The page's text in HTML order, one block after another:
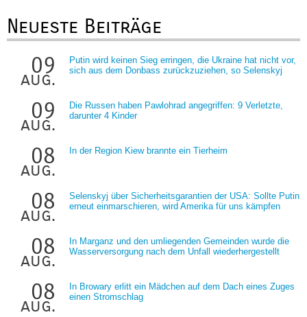
Neueste Beiträge
09
aug.
Putin wird keinen Sieg erringen, die Ukraine hat nicht vor,
sich aus dem Donbass zurückzuziehen, so Selenskyj
09
aug.
Die Russen haben Pawlohrad angegriffen: 9 Verletzte,
darunter 4 Kinder
08
aug.
In der Region Kiew brannte ein Tierheim
08
aug.
Selenskyj über Sicherheitsgarantien der USA: Sollte Putin
erneut einmarschieren, wird Amerika für uns kämpfen
08
aug.
In Marganz und den umliegenden Gemeinden wurde die
Wasserversorgung nach dem Unfall wiederhergestellt
08
aug.
In Browary erlitt ein Mädchen auf dem Dach eines Zuges
einen Stromschlag